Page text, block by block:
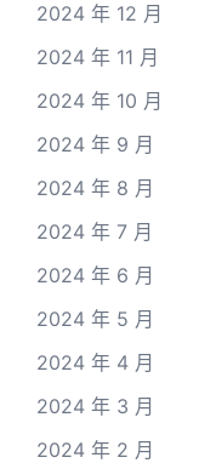
2024 年 12 月
2024 年 11 月
2024 年 10 月
2024 年 9 月
2024 年 8 月
2024 年 7 月
2024 年 6 月
2024 年 5 月
2024 年 4 月
2024 年 3 月
2024 年 2 月